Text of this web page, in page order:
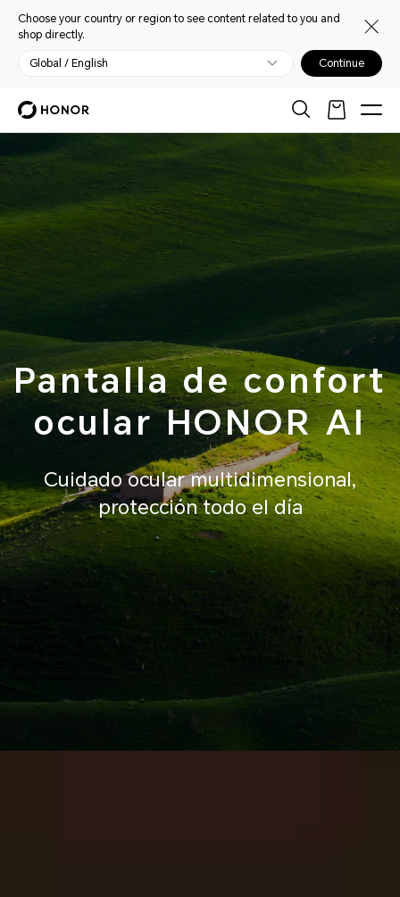
Choose your country or region to see content related to you and
shop directly.
Global / English Continue
Pantalla de confort
ocular HONOR AI
Cuidado ocular multidimensional,
protección todo el día